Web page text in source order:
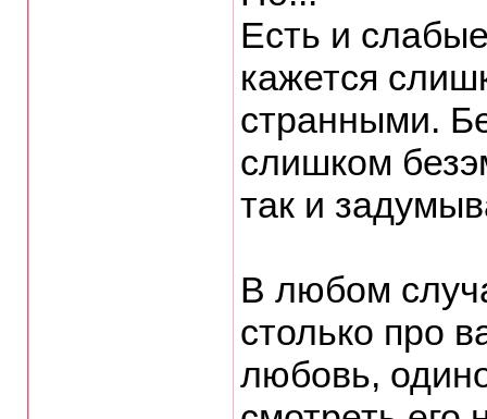
Есть и
кажется
странными.
слишком
так и
В любом
столько про
любовь,